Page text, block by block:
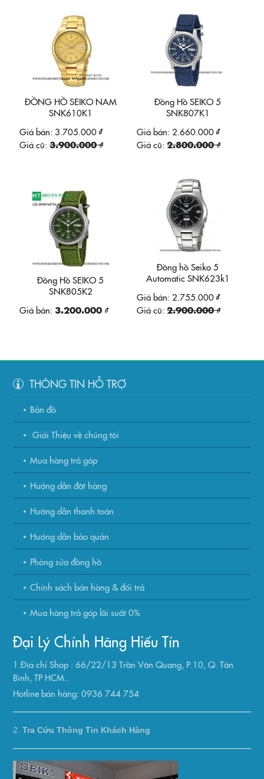
ĐỒNG HỒ SEIKO NAM
SNK610K1
Giá bán: 3.705.000 ₫
Giá cũ: 3.900.000 ₫
Đồng Hồ SEIKO 5
SNK807K1
Giá bán: 2.660.000 ₫
Giá cũ: 2.800.000 ₫
Đồng Hồ SEIKO 5
SNK805K2
Giá bán: 3.200.000 ₫
Đồng hồ Seiko 5
Automatic SNK623k1
Giá bán: 2.755.000 ₫
Giá cũ: 2.900.000 ₫
THÔNG TIN HỖ TRỢ
Bản đồ
Giới Thiệu về chúng tôi
Mua hàng trả góp
Hướng dẫn đặt hàng
Hướng dẫn thanh toán
Hướng dẫn bảo quản
Phòng sửa đồng hồ
Chính sách bán hàng & đổi trả
Mua hàng trả góp lãi suất 0%
Đại Lý Chính Hãng Hiếu Tín
1.Địa chỉ Shop : 66/22/13 Trần Văn Quang, P.10, Q. Tân
Bình, TP HCM..
Hotline bán hàng: 0936 744 754
2.Tra Cứu Thông Tin Khách Hàng